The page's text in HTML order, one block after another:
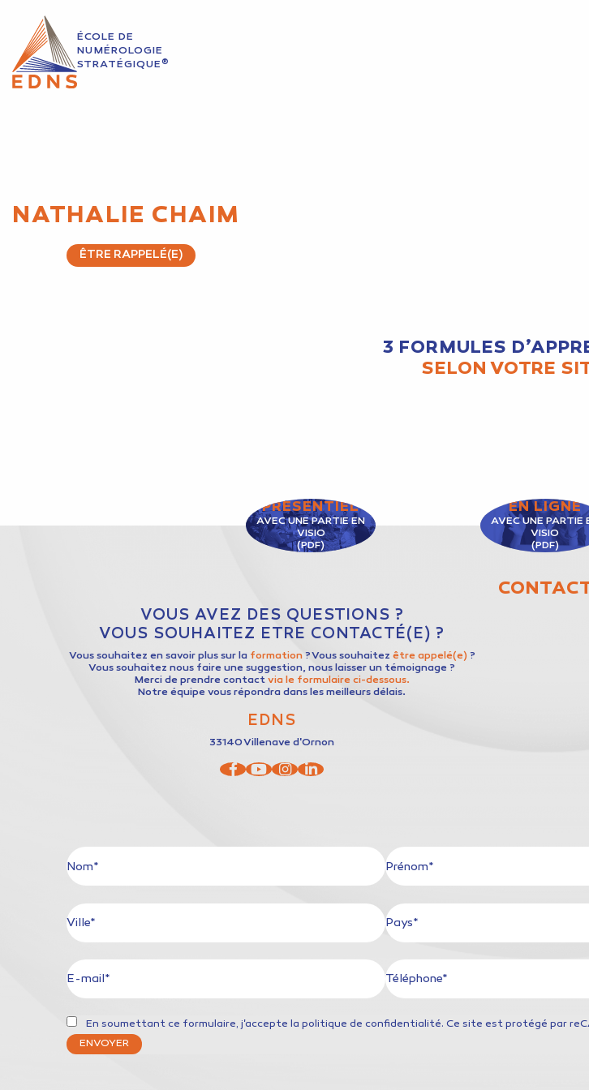
ÉCOLE DE
NUMÉROLOGIE
STRATÉGIQUE®
NATHALIE CHAIM
ÊTRE RAPPELÉ(E)
3 FORMULES
SELON VOTRE
PRÉSENTIEL
AVEC UNE PARTIE EN
VISIO
(PDF)
EN LIGNE
AVEC UNE PARTIE
VISIO
(PDF)
VOUS AVEZ DES QUESTIONS ?
VOUS SOUHAITEZ ETRE CONTACTÉ(E) ?
Vous souhaitez en savoir plus sur laformation? Vous souhaitez être appelé(e)?
Vous souhaitez nous faire une suggestion, nous laisser un témoignage ?
Merci de prendre contactvia le formulaire ci-dessous.
Notre équipe vous répondra dans les meilleurs délais.
EDNS
33140Villenave d'Ornon
Nom* Prénom*
Ville* Pays*
E-mail* Téléphone*
En soumettant ce formulaire, j'accepte la politique de confidentialité. Ce site est protégé par